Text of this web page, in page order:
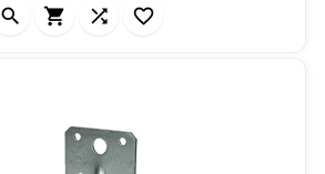
   